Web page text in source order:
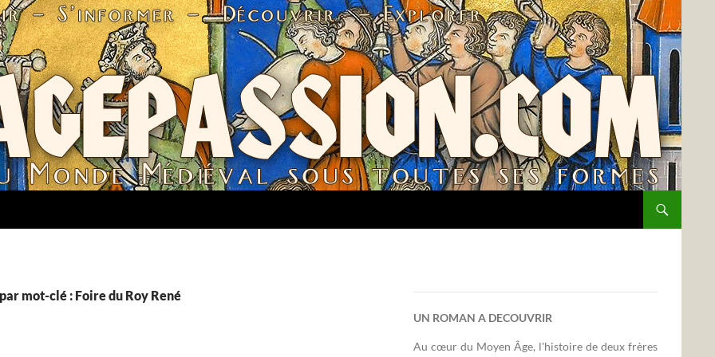
mot-clé : Foire du Roy René
UN ROMAN A DECOUVRIR
Au cœur du Moyen Âge, l'histoire de deux frères